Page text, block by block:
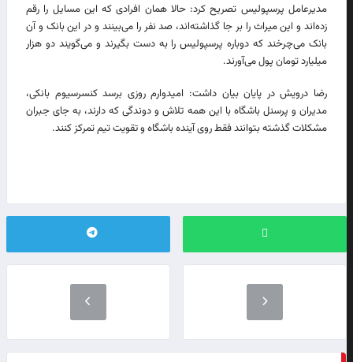
مدیرعامل پرسپولیس تصریح کرد: حالا همان افرادی که این مسایل را رقم
زده‌اند و این میراث را بر جا گذاشته‌اند، صد نفر را می‌بینند و در این بانک و آن
بانک می‌چرخند که دوباره پرسپولیس را به دست بگیرند و می‌گویند دو هزار
میلیارد تومان پول می‌آورند.
رضا درویش در پایان بیان داشت: امیدوارم روزی برسد کنسرسیوم بانکی،
مدیران و پرسنل باشگاه با این همه تلاش و دوندگی که دارند، به جای جبران
مشکلات گذشته بتوانند فقط روی آینده باشگاه و تقویت تیم تمرکز کنند.